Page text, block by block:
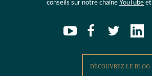
conseils sur notre chaîne YouTube et
DÉCOUVREZ LE BLOG